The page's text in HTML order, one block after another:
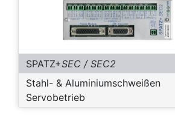
SPATZ+SEC / SEC2
Stahl- & Aluminiumschweißen
Servobetrieb